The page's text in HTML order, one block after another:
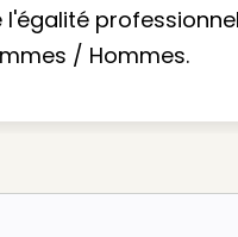
l'égalité
/ Hommes.